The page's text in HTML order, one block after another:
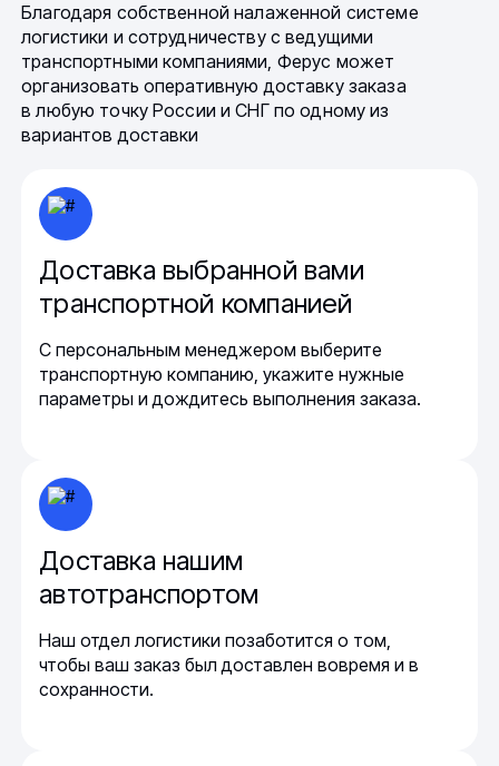
Благодаря собственной налаженной системе
логистики и сотрудничеству с ведущими
транспортными компаниями, Ферус может
организовать оперативную доставку заказа
в любую точку России и СНГ по одному из
вариантов доставки
Доставка выбранной вами
транспортной компанией
С персональным менеджером выберите
транспортную компанию, укажите нужные
параметры и дождитесь выполнения заказа.
Доставка нашим
автотранспортом
Наш отдел логистики позаботится о том,
чтобы ваш заказ был доставлен вовремя и в
сохранности.